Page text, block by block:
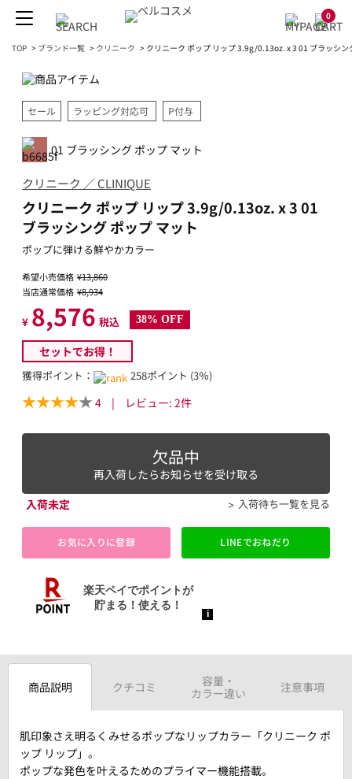
0
TOP > ブランド一覧 > クリニーク > クリニーク ポップ リップ 3.9g/0.13oz. x 3 01 ブラッシン
セール ラッピング対応可 P付与
01 ブラッシング ポップ マット
クリニーク ／ CLINIQUE
クリニーク ポップ リップ 3.9g/0.13oz. x 3 01
ブラッシング ポップ マット
ポップに弾ける鮮やかカラー
希望小売価格 ¥13,860
当店通常価格 ¥8,934
¥ 8,576 税込 38% OFF
セットでお得！
獲得ポイント： 258ポイント (3％)
4 | レビュー: 2件
欠品中
再入荷したらお知らせを受け取る
入荷未定
入荷待ち一覧を見る
お気に入りに登録 LINEでおねだり
商品説明 クチコミ
容量・
カラー違い
注意事項
肌印象さえ明るくみせるポップなリップカラー「クリニーク ポ
ップ リップ」。
ポップな発色を叶えるためのプライマー機能搭載。